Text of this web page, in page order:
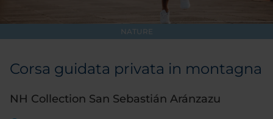
NATURE
Corsa guidata privata in montagna
NH Collection San Sebastián Aránzazu